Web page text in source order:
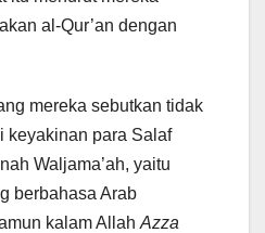
al-Qur’an dengan
mereka sebutkan tidak
keyakinan para Salaf
Waljama’ah, yaitu
berbahasa Arab
kalam Allah Azza